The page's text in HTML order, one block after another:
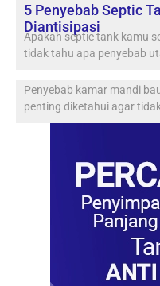
5 Penyebab Septic
Diantisipasi
Apakah septic tank kamu
tidak tahu apa penyebab
Penyebab kamar mandi
penting diketahui agar